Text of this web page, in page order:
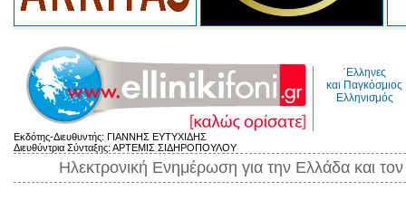
΄Ελληνες
και Παγκόσμιος
Ελληνισμός
Εκδότης-Διευθυντής: ΓΙΑΝΝΗΣ ΕΥΤΥΧΙΔΗΣ
Διευθύντρια Σύνταξης: ΑΡΤΕΜΙΣ ΣΙΔΗΡΟΠΟΥΛΟΥ
Ηλεκτρονική Ενημέρωση για την Ελλάδα και